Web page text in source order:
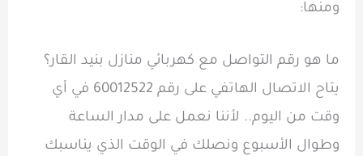
ومنها:
ما هو رقم التواصل مع كهربائي منازل بنيد القار؟
يتاح الاتصال الهاتفي على رقم 60012522
في أي
وقت من اليوم.. لأننا نعمل على مدار الساعة
وطوال الأسبوع ونصلك في الوقت الذي يناسبك